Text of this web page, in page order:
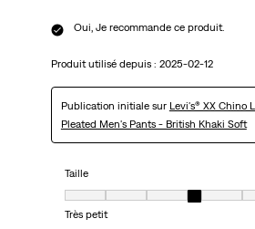
Oui, Je recommande ce produit.
Produit utilisé depuis : 2025-02-12
Publication initiale sur Levi's® XX Chino
Pleated Men's Pants - British Khaki Soft
Taille
Très petit